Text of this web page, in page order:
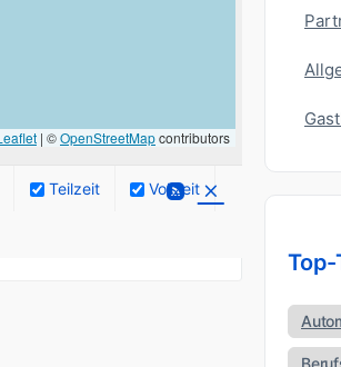
| ©OpenStreetMapcontributors
Teilzeit Vollzeit
Top-